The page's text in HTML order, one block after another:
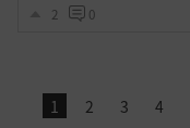
2 0
1 2 3 4